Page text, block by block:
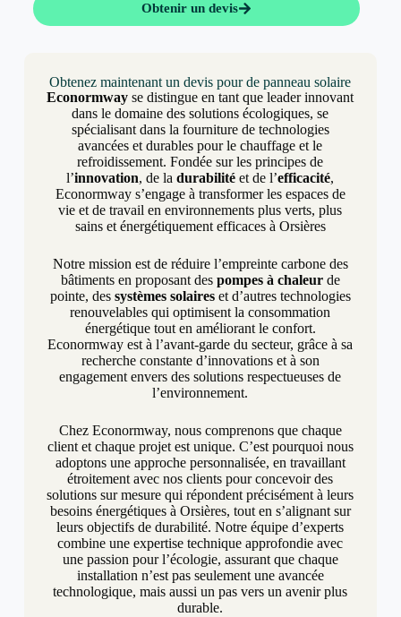
Obtenir un devis
Obtenez maintenant un devis pour de panneau solaire
Econormway se distingue en tant que leader innovant
dans le domaine des solutions écologiques, se
spécialisant dans la fourniture de technologies
avancées et durables pour le chauffage et le
refroidissement. Fondée sur les principes de
l’innovation, de ladurabilité et de l’efficacité,
Econormway s’engage à transformer les espaces de
vie et de travail en environnements plus verts, plus
sains et énergétiquement efficaces à Orsières
Notre mission est de réduire l’empreinte carbone des
bâtiments en proposant des pompes à chaleurde
pointe, des systèmes solaireset d’autres technologies
renouvelables qui optimisent la consommation
énergétique tout en améliorant le confort.
Econormway est à l’avant-garde du secteur, grâce à sa
recherche constante d’innovations et à son
engagement envers des solutions respectueuses de
l’environnement.
Chez Econormway, nous comprenons que chaque
client et chaque projet est unique. C’est pourquoi nous
adoptons une approche personnalisée, en travaillant
étroitement avec nos clients pour concevoir des
solutions sur mesure qui répondent précisément à leurs
besoins énergétiques à Orsières, tout en s’alignant sur
leurs objectifs de durabilité. Notre équipe d’experts
combine une expertise technique approfondie avec
une passion pour l’écologie, assurant que chaque
installation n’est pas seulement une avancée
technologique, mais aussi un pas vers un avenir plus
durable.